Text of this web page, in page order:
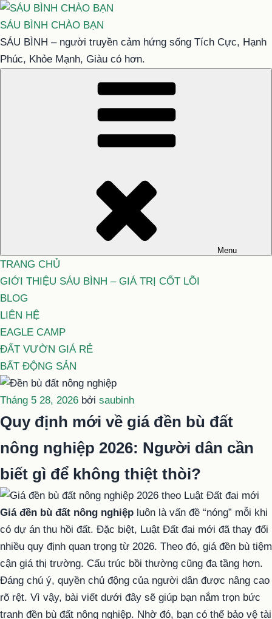
Chuyển
đến
phần
nội
SÁU BÌNH CHÀO BẠN
SÁU BÌNH – người truyền cảm hứng sống Tích Cực, Hạnh
Phúc, Khỏe Mạnh, Giàu có hơn.
Menu
TRANG CHỦ
GIỚI THIỆU SÁU BÌNH – GIÁ TRỊ CỐT LÕI
BLOG
LIÊN HỆ
EAGLE CAMP
ĐẤT VƯỜN GIÁ RẺ
BẤT ĐỘNG SẢN
Đăng
trong
Tháng 5 28, 2026 bởi saubinh
Quy định mới về giá đền bù đất
nông nghiệp 2026: Người dân cần
biết gì để không thiệt thòi?
Giá đền bù đất nông nghiệp luôn là vấn đề “nóng” mỗi khi
có dự án thu hồi đất. Đặc biệt, Luật Đất đai mới đã thay đổi
nhiều quy định quan trọng từ 2026. Theo đó, giá đền bù tiệm
cận giá thị trường. Cấu trúc bồi thường cũng đa tầng hơn.
Đáng chú ý, quyền chủ động của người dân được nâng cao
rõ rệt. Vì vậy, bài viết dưới đây sẽ giúp bạn nắm trọn bức
tranh đền bù đất nông nghiệp. Nhờ đó, bạn có thể bảo vệ tài